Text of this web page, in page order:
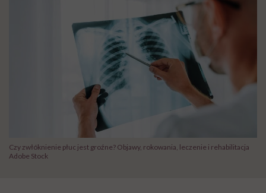
Czy zwłóknienie płuc jest groźne? Objawy, rokowania, leczenie i rehabilitacja
Adobe Stock